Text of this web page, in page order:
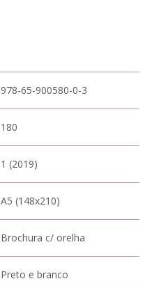
978-65-900580-0-3
180
1 (2019)
A5 (148x210)
Brochura c/ orelha
Preto e branco